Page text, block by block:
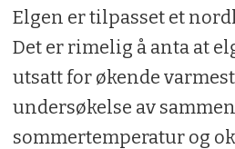
Elgen er tilpasset et
Det er rimelig å anta at
utsatt for økende
undersøkelse av
sommertemperatur og